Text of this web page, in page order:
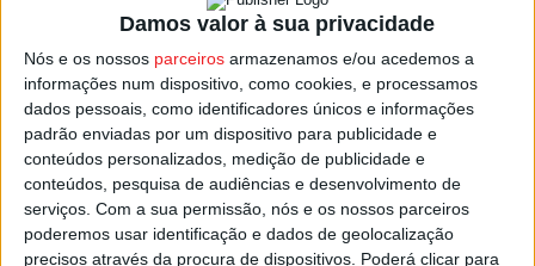
Damos valor à sua privacidade
Nós e os nossos parceiros armazenamos e/ou acedemos a
informações num dispositivo, como cookies, e processamos
dados pessoais, como identificadores únicos e informações
padrão enviadas por um dispositivo para publicidade e
conteúdos personalizados, medição de publicidade e
conteúdos, pesquisa de audiências e desenvolvimento de
serviços. Com a sua permissão, nós e os nossos parceiros
poderemos usar identificação e dados de geolocalização
precisos através da procura de dispositivos. Poderá clicar para
muito negativas” devido às dificuldades na indústria do
têxtil e do calçado que afetam empresas e trabalhadores,
e também na região centro-interior, nomeadamente
Viseu, onde a época natalícia “não está a manifestar-se
frutuosa”, afirmou.
Nestas regiões “existe alguma expectativa negativa por
parte das empresas e dos consumidores e isso retrai-os
no consumo de produtos mais típicos desta época, como